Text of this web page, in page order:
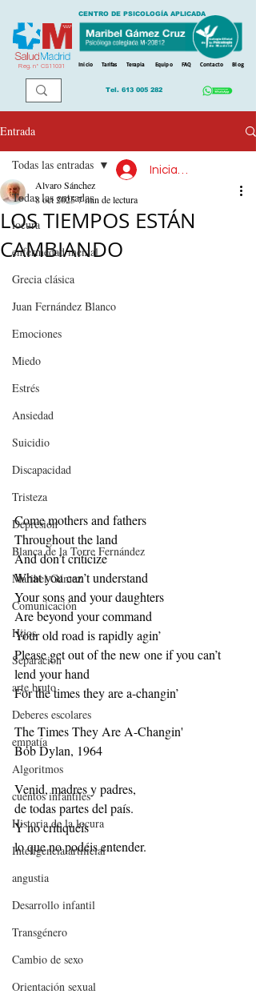
Reg. nº CS11031
CENTRO DE PSICOLOGÍA APLICADA
Inicio Tarifas Terapia Equipo FAQ Contacto Blog
Tel. 613 005 282
Entrada
Todas las entradas
locura
enfermedad mental
Grecia clásica
Juan Fernández Blanco
Emociones
Miedo
Estrés
Ansiedad
Suicidio
Discapacidad
Tristeza
Depresión
Blanca de la Torre Fernández
Maribel Gámez
Comunicación
Hijos
Separación
arte bruto
Deberes escolares
empatía
Algoritmos
cuentos infantiles
Historia de la locura
Inteligencia artificial
angustia
Desarrollo infantil
Transgénero
Cambio de sexo
Orientación sexual
Todas las entradas
LOS TIEMPOS ESTÁN
CAMBIANDO
Alvaro Sánchez
8 oct 20257 min de lectura
Come mothers and fathers
Throughout the land
And don’t criticize
What you can’t understand
Your sons and your daughters
Are beyond your command
Your old road is rapidly agin’
Please get out of the new one if you can’t
lend your hand
For the times they are a-changin’
The Times They Are A-Changin'
Bob Dylan, 1964
Venid, madres y padres,
de todas partes del país.
Y no critiquéis
lo que no podéis entender.
Iniciar sesión